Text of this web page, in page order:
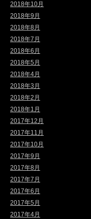
2018年10月
2018年9月
2018年8月
2018年7月
2018年6月
2018年5月
2018年4月
2018年3月
2018年2月
2018年1月
2017年12月
2017年11月
2017年10月
2017年9月
2017年8月
2017年7月
2017年6月
2017年5月
2017年4月